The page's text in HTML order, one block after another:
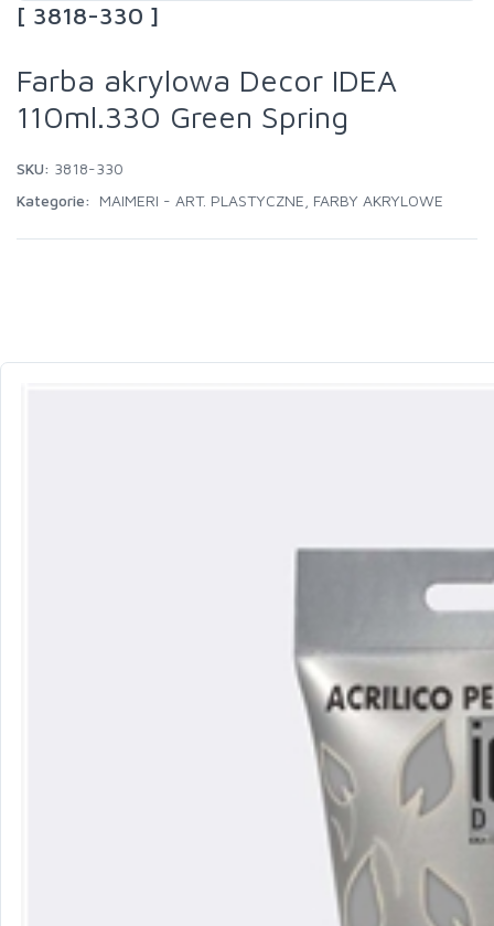
[ 3818-330 ]
Farba akrylowa Decor IDEA
110ml.330 Green Spring
SKU: 3818-330
Kategorie:
MAIMERI - ART. PLASTYCZNE FARBY AKRYLOWE